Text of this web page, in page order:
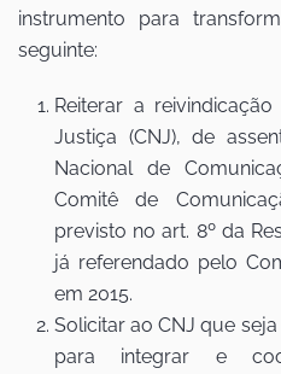
instrumento para
seguinte:
Reiterar a
Justiça (CNJ), de
Nacional de
Comitê de
previsto no art. 8º da
já referendado pelo
em 2015.
Solicitar ao CNJ que
para integrar e